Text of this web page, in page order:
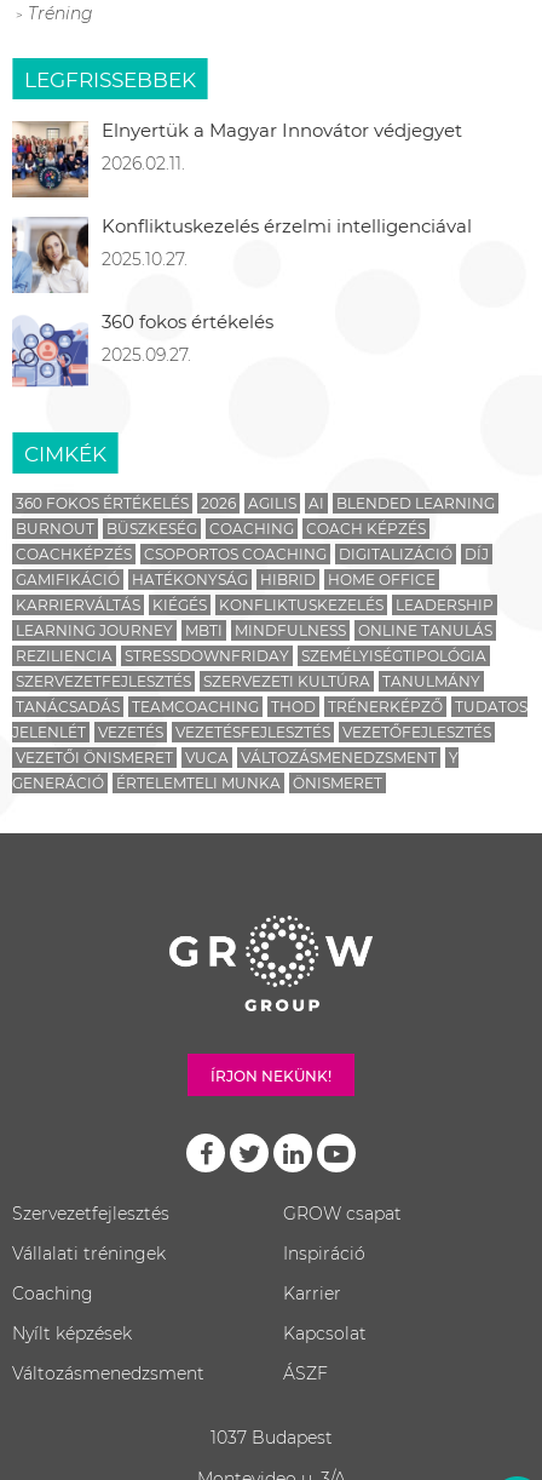
Tréning
LEGFRISSEBBEK
Elnyertük a Magyar Innovátor védjegyet
2026.02.11.
Konfliktuskezelés érzelmi intelligenciával
2025.10.27.
360 fokos értékelés
2025.09.27.
CIMKÉK
360 FOKOS ÉRTÉKELÉS 2026 AGILIS AI
BLENDED LEARNING
BURNOUT
BÜSZKESÉG COACHING
COACH KÉPZÉS
COACHKÉPZÉS
CSOPORTOS COACHING DIGITALIZÁCIÓ
DÍJ
GAMIFIKÁCIÓ
HATÉKONYSÁG HIBRID
HOME OFFICE
KARRIERVÁLTÁS
KIÉGÉS KONFLIKTUSKEZELÉS
LEADERSHIP
LEARNING JOURNEY
MBTI MINDFULNESS
ONLINE TANULÁS
REZILIENCIA
STRESSDOWNFRIDAY
SZEMÉLYISÉGTIPOLÓGIA
SZERVEZETFEJLESZTÉS
SZERVEZETI KULTÚRA
TANULMÁNY
TANÁCSADÁS
TEAMCOACHING THOD TRÉNERKÉPZŐ
TUDATOS
JELENLÉT
VEZETÉS VEZETÉSFEJLESZTÉS
VEZETŐFEJLESZTÉS
VEZETŐI ÖNISMERET
VUCA VÁLTOZÁSMENEDZSMENT
Y
GENERÁCIÓ
ÉRTELEMTELI MUNKA ÖNISMERET
ÍRJON NEKÜNK!
Szervezetfejlesztés
Vállalati tréningek
Coaching
Nyílt képzések
Változásmenedzsment
GROW csapat
Inspiráció
Karrier
Kapcsolat
ÁSZF
1037 Budapest